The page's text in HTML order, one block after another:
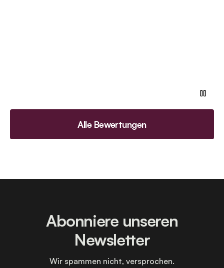
Alle Bewertungen
Abonniere unseren
Newsletter
Wir spammen nicht, versprochen.